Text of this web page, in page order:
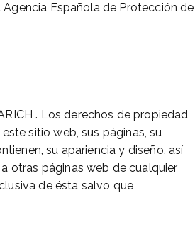
Española de Protección de
. Los derechos de propiedad
sitio web, sus páginas, su
su apariencia y diseño, así
otras páginas web de cualquier
de ésta salvo que